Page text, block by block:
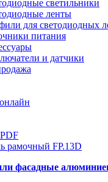
светильники
ленты
для светодиодных
питания
и датчики
фасадные